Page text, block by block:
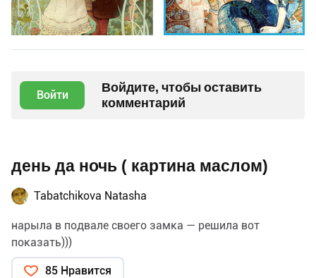
Войти
Войдите, чтобы оставить
комментарий
день да ночь ( картина маслом)
Tabatchikova Natasha
нарыла в подвале своего замка — решила вот
показать)))
85 Нравится